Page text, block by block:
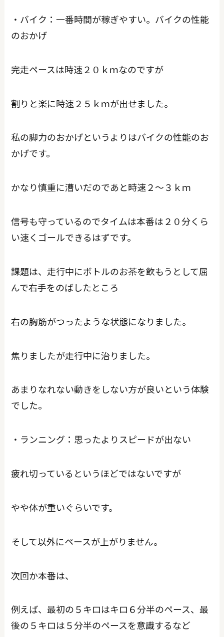
・バイク：一番時間が稼ぎやすい。バイクの性能
のおかげ
完走ペースは時速２０ｋｍなのですが
割りと楽に時速２５ｋｍが出せました。
私の脚力のおかげというよりはバイクの性能のお
かげです。
かなり慎重に漕いだのであと時速２～３ｋｍ
信号も守っているのでタイムは本番は２０分くら
い速くゴールできるはずです。
課題は、走行中にボトルのお茶を飲もうとして屈
んで右手をのばしたところ
右の胸筋がつったような状態になりました。
焦りましたが走行中に治りました。
あまりなれない動きをしない方が良いという体験
でした。
・ランニング：思ったよりスピードが出ない
疲れ切っているというほどではないですが
やや体が重いぐらいです。
そして以外にペースが上がりません。
次回か本番は、
例えば、最初の５キロはキロ６分半のペース、最
後の５キロは５分半のペースを意識するなど